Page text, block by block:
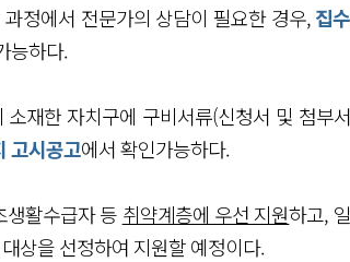
정에서 전문가의 상담이 필요한 경우,집
능하다.
재한 자치구에 구비서류(신청서 및 첨부
고시공고에서 확인가능하다.
생활수급자 등 취약계층에 우선 지원하고,
상을 선정하여 지원할 예정이다.